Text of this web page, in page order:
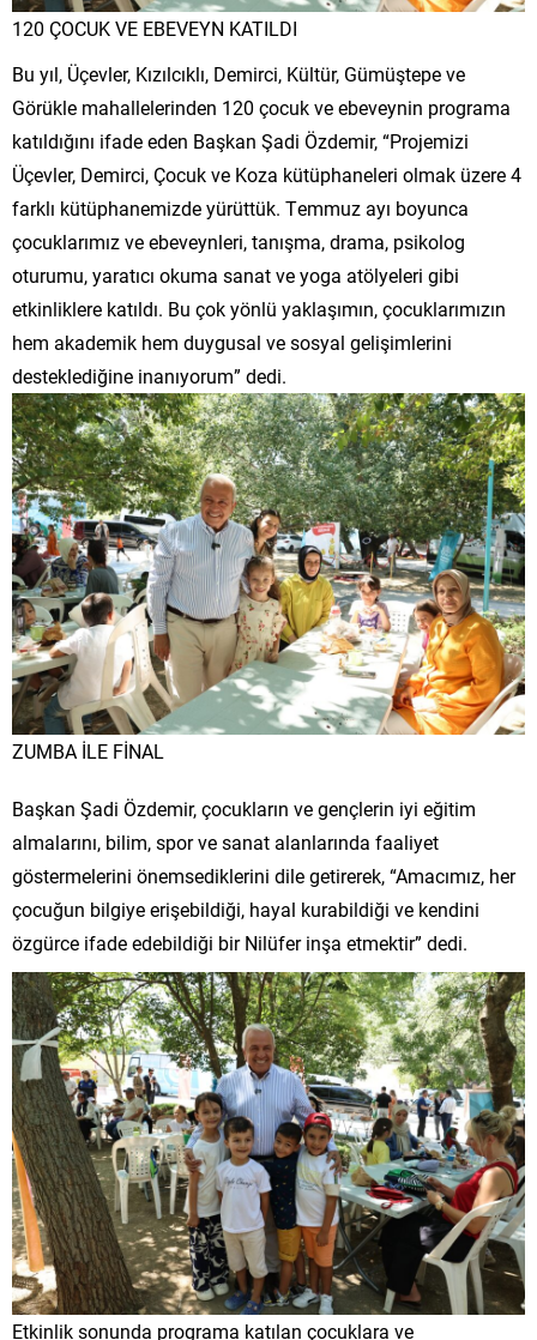
120 ÇOCUK VE EBEVEYN KATILDI
Bu yıl, Üçevler, Kızılcıklı, Demirci, Kültür, Gümüştepe ve
Görükle mahallelerinden 120 çocuk ve ebeveynin programa
katıldığını ifade eden Başkan Şadi Özdemir, “Projemizi
Üçevler, Demirci, Çocuk ve Koza kütüphaneleri olmak üzere 4
farklı kütüphanemizde yürüttük. Temmuz ayı boyunca
çocuklarımız ve ebeveynleri, tanışma, drama, psikolog
oturumu, yaratıcı okuma sanat ve yoga atölyeleri gibi
etkinliklere katıldı. Bu çok yönlü yaklaşımın, çocuklarımızın
hem akademik hem duygusal ve sosyal gelişimlerini
desteklediğine inanıyorum” dedi.
ZUMBA İLE FİNAL
Başkan Şadi Özdemir, çocukların ve gençlerin iyi eğitim
almalarını, bilim, spor ve sanat alanlarında faaliyet
göstermelerini önemsediklerini dile getirerek, “Amacımız, her
çocuğun bilgiye erişebildiği, hayal kurabildiği ve kendini
özgürce ifade edebildiği bir Nilüfer inşa etmektir” dedi.
Etkinlik sonunda programa katılan çocuklara ve